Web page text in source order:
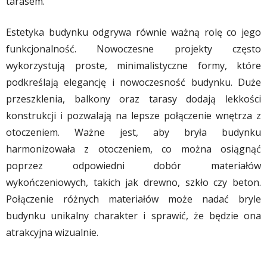
Estetyka budynku odgrywa równie ważną rolę co jego
funkcjonalność. Nowoczesne projekty często
wykorzystują proste, minimalistyczne formy, które
podkreślają elegancję i nowoczesność budynku. Duże
przeszklenia, balkony oraz tarasy dodają lekkości
konstrukcji i pozwalają na lepsze połączenie wnętrza z
otoczeniem. Ważne jest, aby bryła budynku
harmonizowała z otoczeniem, co można osiągnąć
poprzez odpowiedni dobór materiałów
wykończeniowych, takich jak drewno, szkło czy beton.
Połączenie różnych materiałów może nadać bryle
budynku unikalny charakter i sprawić, że będzie ona
atrakcyjna wizualnie.